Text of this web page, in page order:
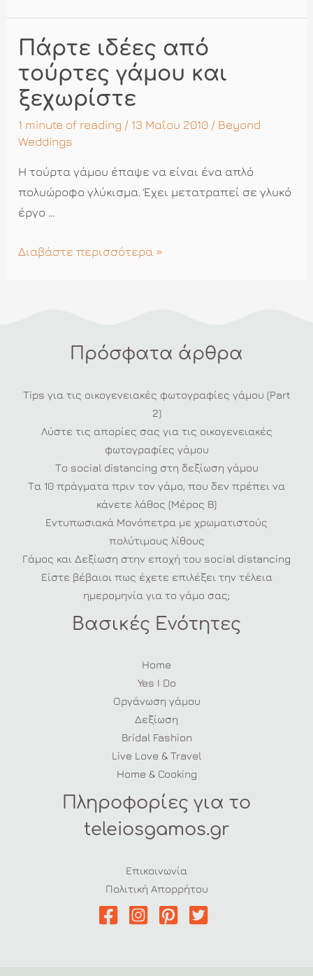
τον
γάμο
σας
Πάρτε ιδέες από
τούρτες γάμου και
ξεχωρίστε
1 minute of reading / 13 Μαΐου 2010 / Beyond
Weddings
Η τούρτα γάμου έπαψε να είναι ένα απλό
πολυώροφο γλύκισμα. Έχει μετατραπεί σε γλυκό
έργο …
Πάρτε
Διαβάστε περισσότερα »
Πρόσφατα άρθρα
Tips για τις οικογενειακές φωτογραφίες γάμου (Part
2)
Λύστε τις απορίες σας για τις οικογενειακές
φωτογραφίες γάμου
Το social distancing στη δεξίωση γάμου
Τα 10 πράγματα πριν τον γάμο, που δεν πρέπει να
κάνετε λάθος (Μέρος Β)
Εντυπωσιακά Μονόπετρα με χρωματιστούς
πολύτιμους λίθους
Γάμος και Δεξίωση στην εποχή του social distancing
Είστε βέβαιοι πως έχετε επιλέξει την τέλεια
ημερομηνία για το γάμο σας;
Βασικές Ενότητες
Home
Yes I Do
Οργάνωση γάμου
Δεξίωση
Bridal Fashion
Live Love & Travel
Home & Cooking
Πληροφορίες για το
teleiosgamos.gr
Επικοινωνία
Πολιτική Απορρήτου